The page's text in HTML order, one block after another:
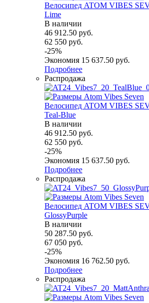
Велосипед ATOM VIBES
Lime
В наличии
46 912.50 руб.
62 550 руб.
-25%
Экономия 15 637.50 руб.
Подробнее
Распродажа
Велосипед ATOM VIBES
Teal-Blue
В наличии
46 912.50 руб.
62 550 руб.
-25%
Экономия 15 637.50 руб.
Подробнее
Распродажа
Велосипед ATOM VIBES
GlossyPurple
В наличии
50 287.50 руб.
67 050 руб.
-25%
Экономия 16 762.50 руб.
Подробнее
Распродажа